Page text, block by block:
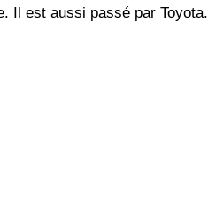
Il est aussi passé par Toyota.